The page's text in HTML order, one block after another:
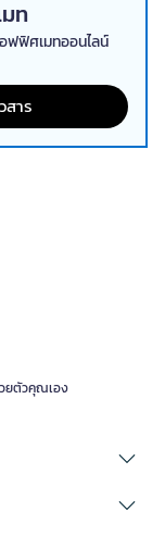
เทศกาล ป้ายแขวน
ม้
มอบอุ่นในช่วง
น
าลให้เหมาะ
ายปัจจัย เพื่อให้ได้
คุณภาพดีหรือไฟ
าน
ท
ฟิศเมทออนไลน์
สาร
ยตัวคุณเอง